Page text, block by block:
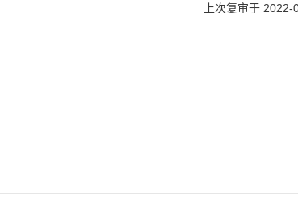
上次复审于 2022-